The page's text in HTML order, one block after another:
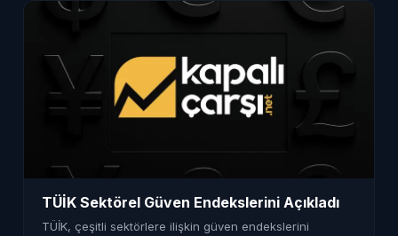
TÜİK Sektörel Güven Endekslerini Açıkladı
TÜİK, çeşitli sektörlere ilişkin güven endekslerini